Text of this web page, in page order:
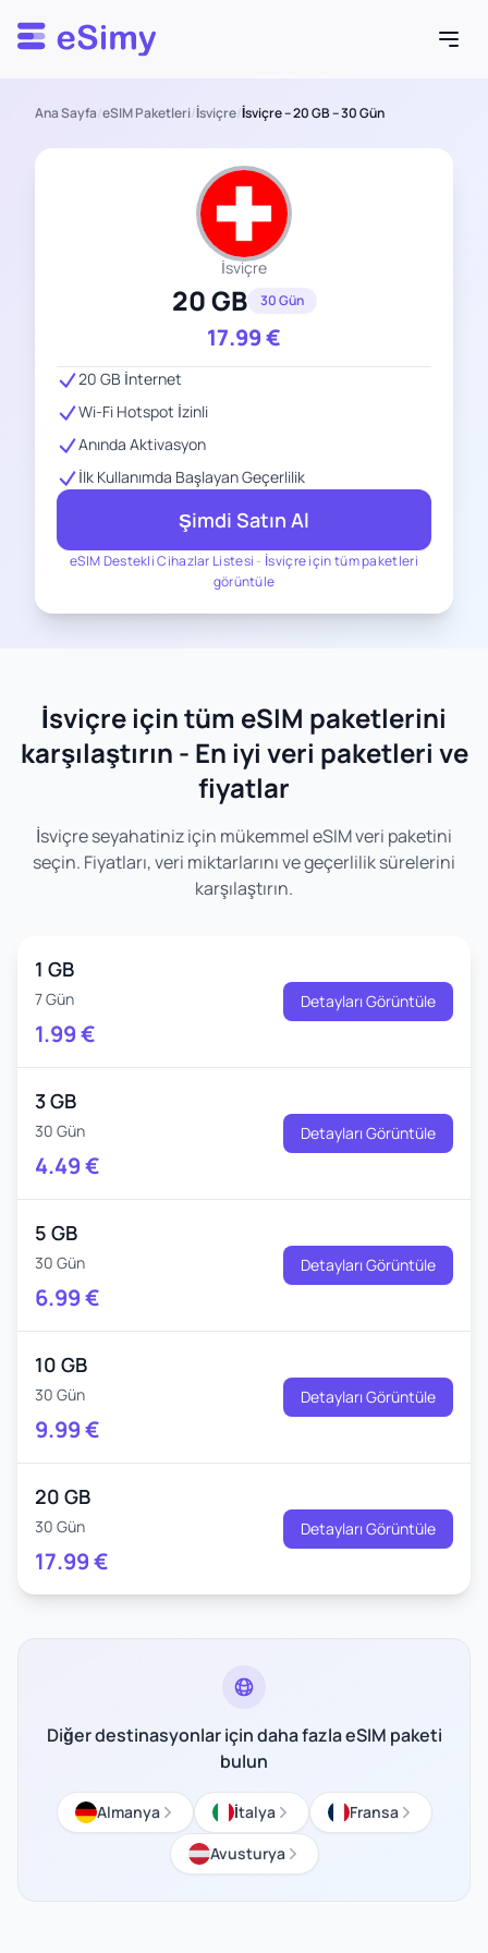
Esimy
Ana Sayfa/eSIM Paketleri/İsviçre/İsviçre – 20 GB – 30 Gün
İsviçre
20 GB 30 Gün
17.99€
eSIM Destekli Cihazlar Listesi - İsviçre için tüm paketleri
görüntüle
20 GB İnternet
Wi-Fi Hotspot İzinli
Anında Aktivasyon
İlk Kullanımda Başlayan Geçerlilik
Şimdi Satın Al
İsviçre için tüm eSIM paketlerini
karşılaştırın - En iyi veri paketleri ve
fiyatlar
İsviçre seyahatiniz için mükemmel eSIM veri paketini
seçin. Fiyatları, veri miktarlarını ve geçerlilik sürelerini
karşılaştırın.
1 GB
7 Gün
1.99€
Detayları Görüntüle
3 GB
30 Gün
4.49€
Detayları Görüntüle
5 GB
30 Gün
6.99€
Detayları Görüntüle
10 GB
30 Gün
9.99€
Detayları Görüntüle
20 GB
30 Gün
17.99€
Detayları Görüntüle
Diğer destinasyonlar için daha fazla eSIM paketi
bulun
Almanya İtalya
Fransa
Avusturya